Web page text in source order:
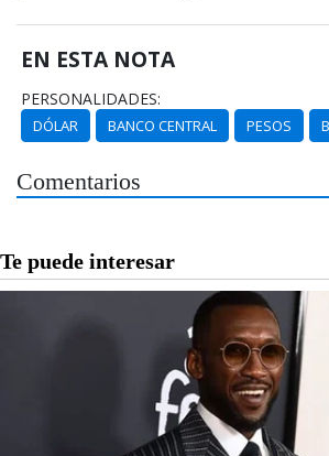
EN ESTA NOTA
PERSONALIDADES:
DÓLAR BANCO CENTRAL PESOS
Comentarios